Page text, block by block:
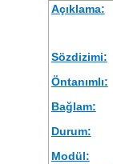
Açıklama:
Sözdizimi:
Öntanımlı:
Bağlam:
Durum:
Modül: